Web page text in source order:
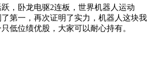
，卧龙电驱2连板，世界机器人运动
第一，再次证明了实力，机器人这块我
低位绩优股，大家可以耐心持有。